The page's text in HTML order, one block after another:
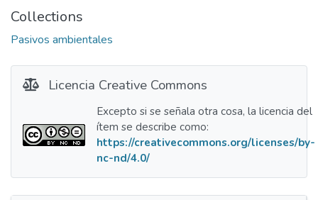
Collections
Pasivos ambientales
Licencia Creative Commons
Excepto si se señala otra cosa, la licencia del
ítem se describe como:
https://creativecommons.org/licenses/by-
nc-nd/4.0/